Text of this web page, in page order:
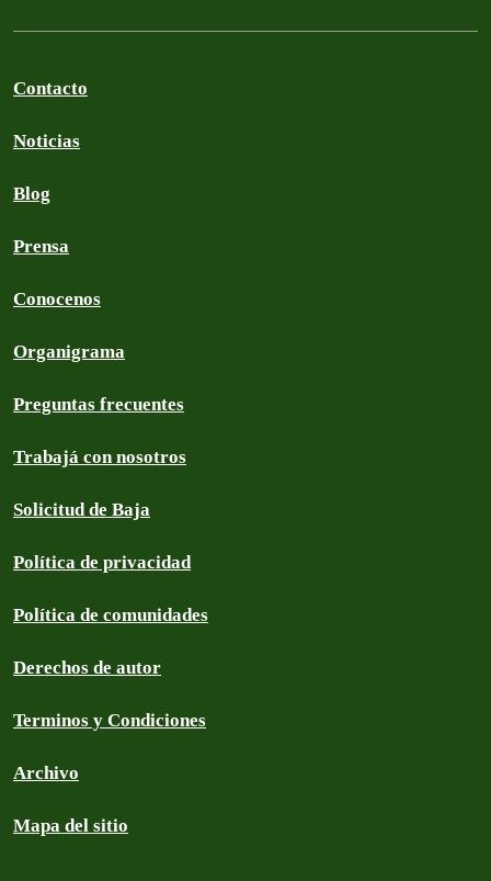
Contacto
Noticias
Blog
Prensa
Conocenos
Organigrama
Preguntas frecuentes
Trabajá con nosotros
Solicitud de Baja
Política de privacidad
Política de comunidades
Derechos de autor
Terminos y Condiciones
Archivo
Mapa del sitio